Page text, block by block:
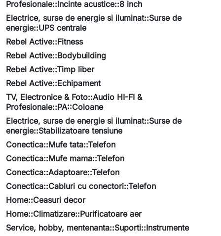
Profesionale::Incinte acustice::8 inch
Electrice, surse de energie si iluminat::Surse de
energie::UPS centrale
Rebel Active::Fitness
Rebel Active::Bodybuilding
Rebel Active::Timp liber
Rebel Active::Echipament
TV, Electronice & Foto::Audio HI-FI &
Profesionale::PA::Coloane
Electrice, surse de energie si iluminat::Surse de
energie::Stabilizatoare tensiune
Conectica::Mufe tata::Telefon
Conectica::Mufe mama::Telefon
Conectica::Adaptoare::Telefon
Conectica::Cabluri cu conectori::Telefon
Home::Ceasuri decor
Home::Climatizare::Purificatoare aer
Service, hobby, mentenanta::Suporti::Instrumente